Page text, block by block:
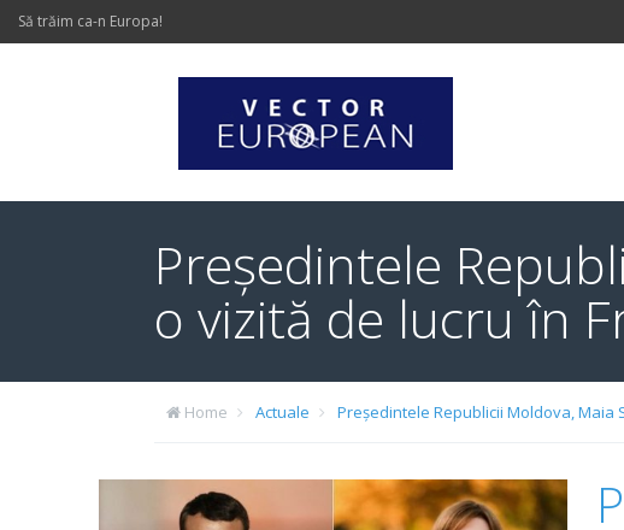
Să trăim ca-n Europa!
Președintele
o vizită de lucru în
Home Actuale Președintele Republicii Moldova, Maia